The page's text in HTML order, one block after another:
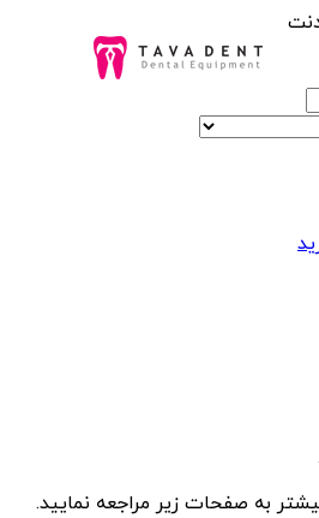
به صفحات زیر مراجعه نمایید.